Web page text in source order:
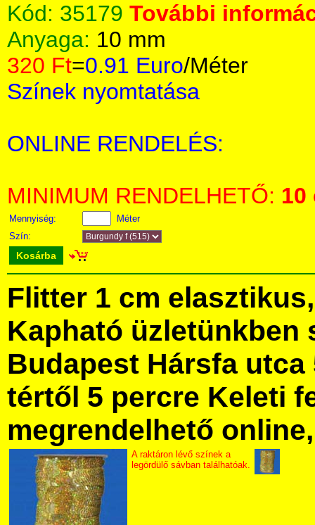
Kód: 35179 További
Anyaga: 10 mm
320 Ft=0.91 Euro/Méter
Színek nyomtatása
ONLINE RENDELÉS:
MINIMUM RENDELHETŐ: 10
Mennyiség:
Méter
Szín:
Kosárba
Flitter 1 cm
Kapható üzletünkben
Budapest Hársfa utca
tértől 5 percre Keleti
megrendelhető
A raktáron lévő színek a
legördülő sávban találhatóak.